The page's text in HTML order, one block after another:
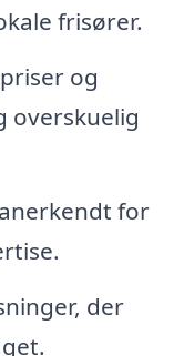
frisører.
og
overskuelig
for
der